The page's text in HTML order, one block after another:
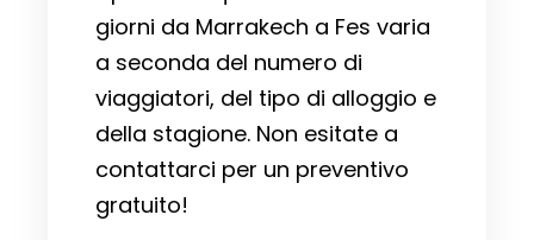
giorni da Marrakech a Fes varia
a seconda del numero di
viaggiatori, del tipo di alloggio e
della stagione. Non esitate a
contattarci per un preventivo
gratuito!